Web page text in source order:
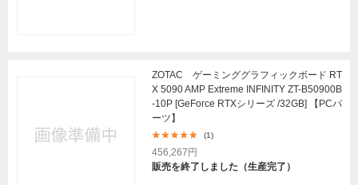
ZOTAC ゲーミンググラフィックボード RT
X 5090 AMP Extreme INFINITY ZT-B50900B
-10P [GeForce RTXシリーズ /32GB] 【PCパ
ーツ】
(1)
456,267円
販売を終了しました（生産完了）